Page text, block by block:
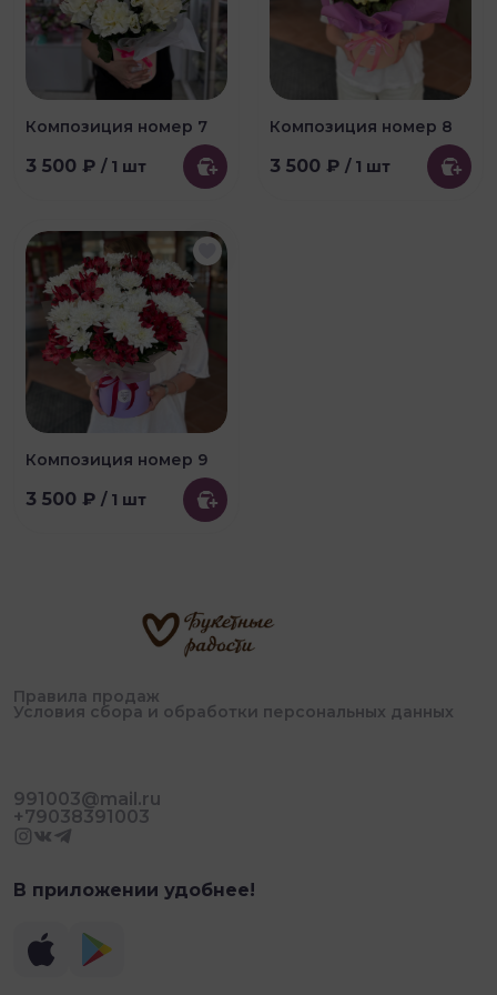
Композиция номер 7
3 500 ₽ / 1 шт
Композиция номер 8
3 500 ₽ / 1 шт
Композиция номер 9
3 500 ₽ / 1 шт
Правила продаж
Условия сбора и обработки персональных данных
991003@mail.ru
+79038391003
В приложении удобнее!